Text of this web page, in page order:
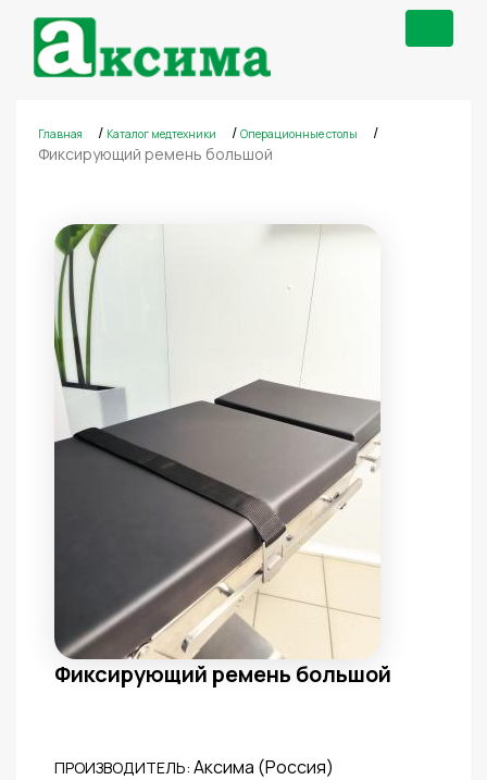
Главная / Каталог медтехники / Операционные столы
/
Фиксирующий ремень большой
Фиксирующий ремень большой
ПРОИЗВОДИТЕЛЬ: Аксима (Россия)